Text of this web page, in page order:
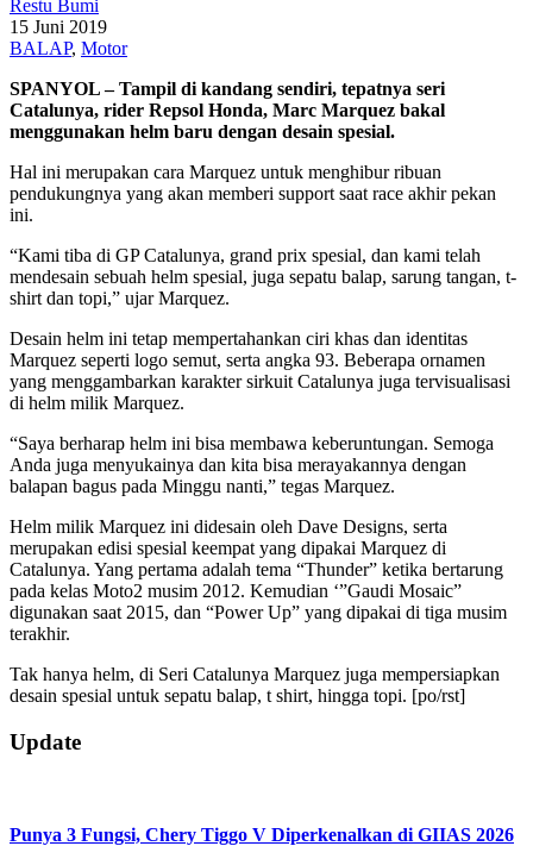
Restu Bumi
15 Juni 2019
BALAP, Motor
SPANYOL – Tampil di kandang sendiri, tepatnya seri
Catalunya, rider Repsol Honda, Marc Marquez bakal
menggunakan helm baru dengan desain spesial.
Hal ini merupakan cara Marquez untuk menghibur ribuan
pendukungnya yang akan memberi support saat race akhir pekan
ini.
“Kami tiba di GP Catalunya, grand prix spesial, dan kami telah
mendesain sebuah helm spesial, juga sepatu balap, sarung tangan, t-
shirt dan topi,” ujar Marquez.
Desain helm ini tetap mempertahankan ciri khas dan identitas
Marquez seperti logo semut, serta angka 93. Beberapa ornamen
yang menggambarkan karakter sirkuit Catalunya juga tervisualisasi
di helm milik Marquez.
“Saya berharap helm ini bisa membawa keberuntungan. Semoga
Anda juga menyukainya dan kita bisa merayakannya dengan
balapan bagus pada Minggu nanti,” tegas Marquez.
Helm milik Marquez ini didesain oleh Dave Designs, serta
merupakan edisi spesial keempat yang dipakai Marquez di
Catalunya. Yang pertama adalah tema “Thunder” ketika bertarung
pada kelas Moto2 musim 2012. Kemudian ‘”Gaudi Mosaic”
digunakan saat 2015, dan “Power Up” yang dipakai di tiga musim
terakhir.
Tak hanya helm, di Seri Catalunya Marquez juga mempersiapkan
desain spesial untuk sepatu balap, t shirt, hingga topi. [po/rst]
2019-
06-
Update
Punya 3 Fungsi, Chery Tiggo V Diperkenalkan di GIIAS 2026